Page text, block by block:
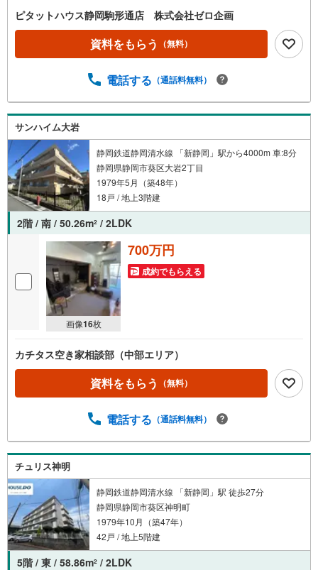
ピタットハウス静岡駒形通店 株式会社ゼロ企画
資料をもらう （無料）
電話する （通話料無料）
サンハイム大岩
静岡鉄道静岡清水線 「新静岡」駅から4000m 車:8分
静岡県静岡市葵区大岩2丁目
1979年5月（築48年）
18戸 / 地上3階建
2階 / 南 / 50.26m2 / 2LDK
画像16枚
700万円
成約でもらえる
カチタス空き家相談部（中部エリア）
資料をもらう （無料）
電話する （通話料無料）
チュリス神明
静岡鉄道静岡清水線 「新静岡」駅 徒歩27分
静岡県静岡市葵区神明町
1979年10月（築47年）
42戸 / 地上5階建
5階 / 東 / 58.86m2 / 2LDK